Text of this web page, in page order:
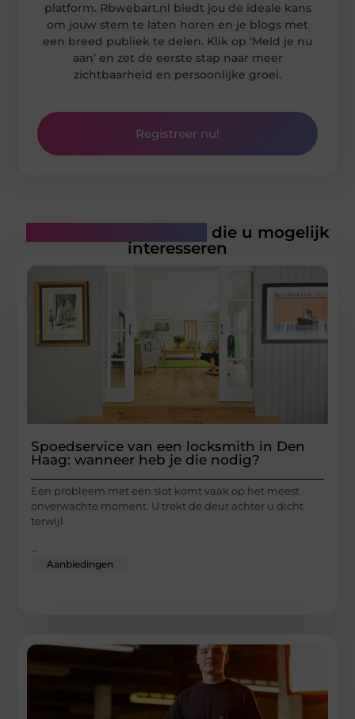
platform. Rbwebart.nl biedt jou de ideale kans
om jouw stem te laten horen en je blogs met
een breed publiek te delen. Klik op ‘Meld je nu
aan’ en zet de eerste stap naar meer
zichtbaarheid en persoonlijke groei.
Registreer nu!
die u mogelijk
interesseren
Spoedservice van een locksmith in Den
Haag: wanneer heb je die nodig?
Een probleem met een slot komt vaak op het meest
onverwachte moment. U trekt de deur achter u dicht
terwijl
Aanbiedingen